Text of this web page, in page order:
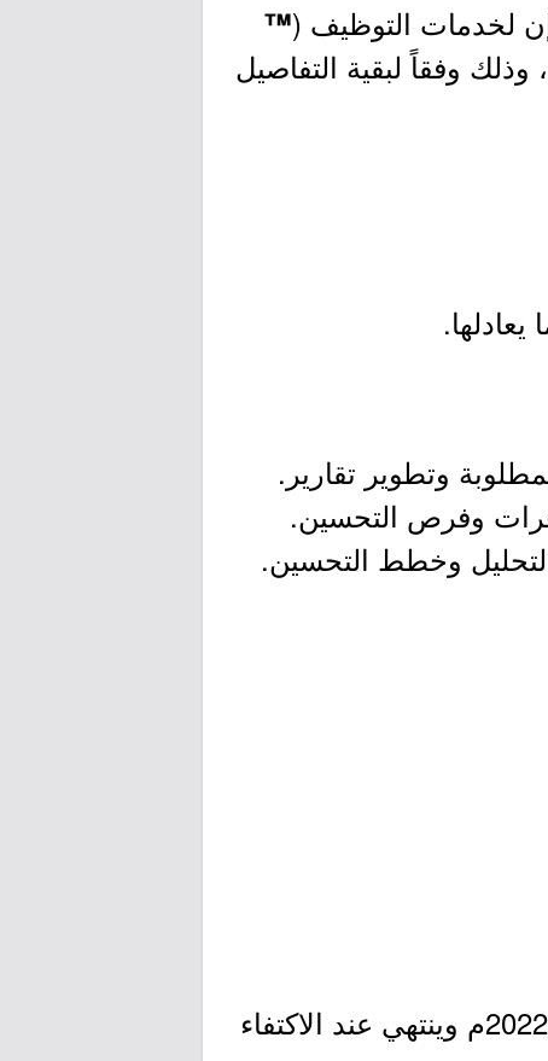
لخدمات التوظيف (™
وفقاً لبقية التفاصيل
- التقديم مُتاح الآن بدأ اليوم الثلاثاء بتاريخ 1443/07/14هـ الموافق 2022/02/15م وينتهي عند الاكتفاء